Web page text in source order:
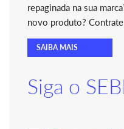
repaginada na sua
novo produto?
SAIBA MAIS
Siga o